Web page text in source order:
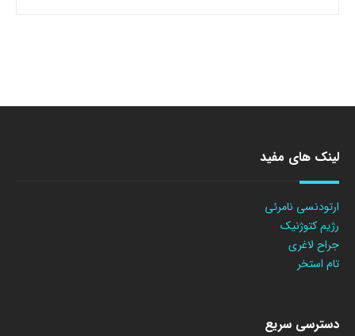
لینک های مفید
ارتودنسی نامرئی
رژیم کتوژنیک
جراح لاغری
تام استخر
دسترسی سریع